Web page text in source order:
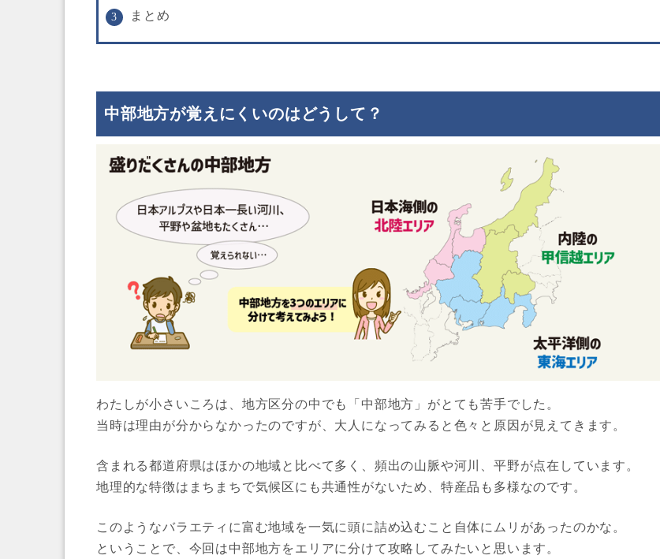
まとめ
中部地方が覚えにくいのはどうして？
わたしが小さいころは、地方区分の中でも「中部地方」がとても苦手でした。
当時は理由が分からなかったのですが、大人になってみると色々と原因が見えてきます。
含まれる都道府県はほかの地域と比べて多く、頻出の山脈や河川、平野が点在しています。
地理的な特徴はまちまちで気候区にも共通性がないため、特産品も多様なのです。
このようなバラエティに富む地域を一気に頭に詰め込むこと自体にムリがあったのかな。
ということで、今回は中部地方をエリアに分けて攻略してみたいと思います。